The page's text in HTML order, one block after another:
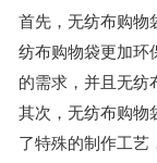
首先，无纺布购物
纺布购物袋更加环
的需求，并且无纺
其次，无纺布购物
了特殊的制作工艺